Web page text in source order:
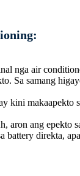
air
Sa samang
kini
ang epekto
direkta,